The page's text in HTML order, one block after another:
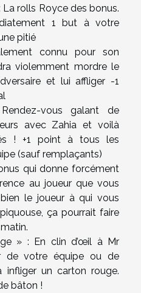
La rolls Royce des bonus.
1 but à votre
pitié
connu pour son
violemment mordre le
et lui affliger -1
vous galant de
avec Zahia et voilà
! +1 point à tous les
(sauf remplaçants)
qui donne forcément
au joueur que vous
le joueur à qui vous
ça pourrait faire
» : En clin d’œil à Mr
de votre équipe ou de
infliger un carton rouge.
bâton !